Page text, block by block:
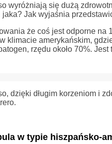
wyróżniają się dużą
jaka? Jak wyjaśnia
że coś jest odporne
klimacie amerykańskim,
rzędu około 70%.
dzięki długim korzeniom i
w typie hiszpańsko-